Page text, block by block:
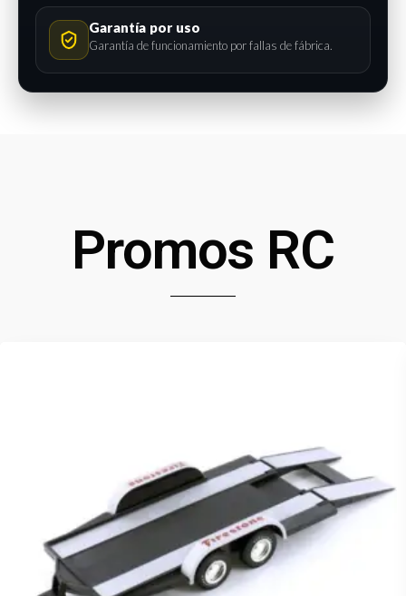
Garantía por uso
Garantía de funcionamiento por fallas de fábrica.
Promos RC